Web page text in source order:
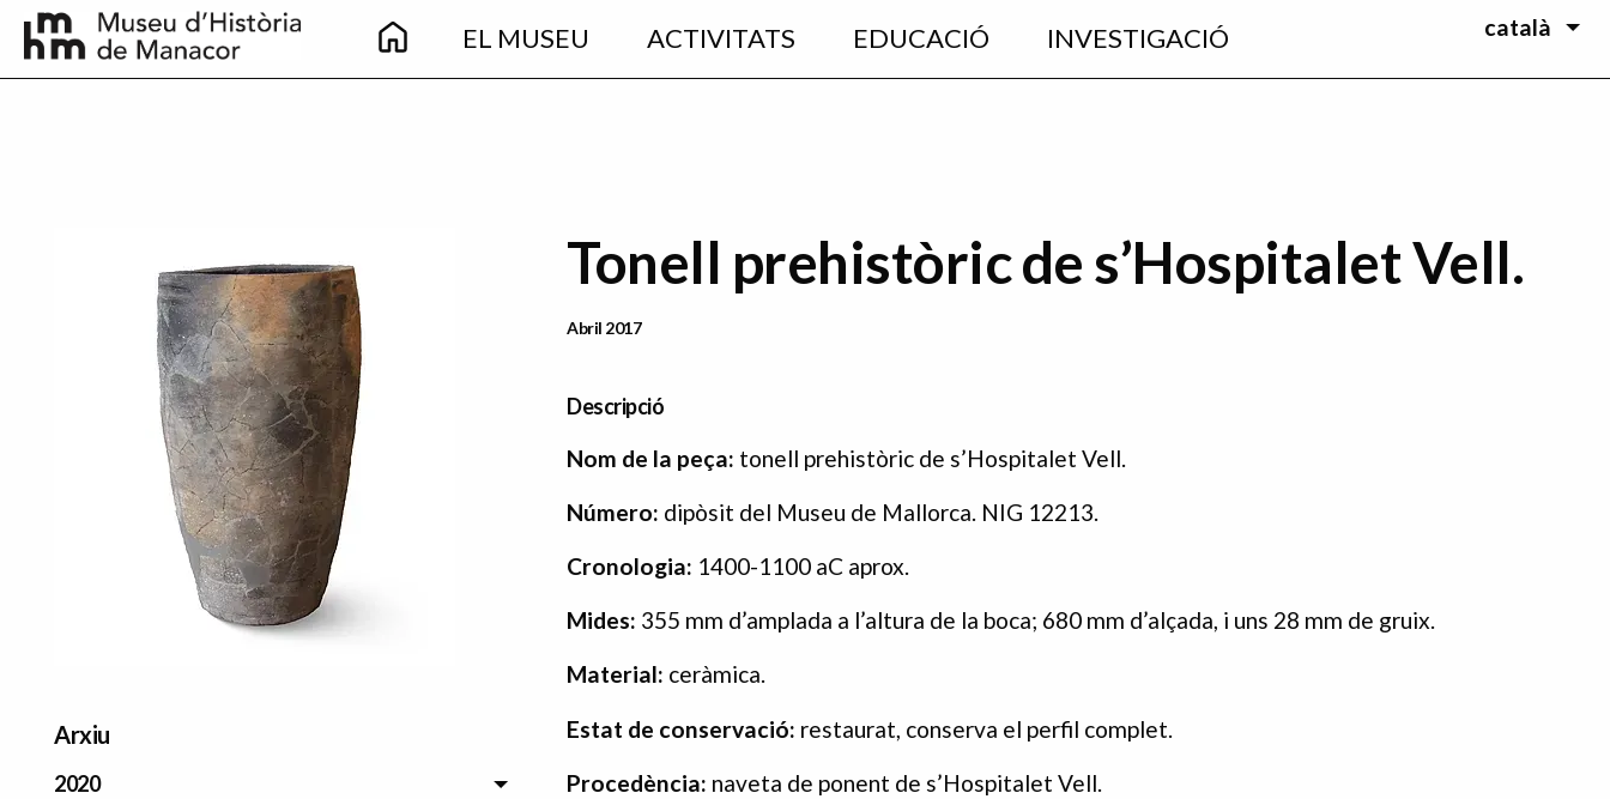
Vés al contingut
Main
navigation
EL MUSEU ACTIVITATS EDUCACIÓ INVESTIGACIÓ català
Arxiu
2020
Tonell prehistòric de s’Hospitalet Vell.
Data Publicació
Abril 2017
Descripció
Nom de la peça: tonell prehistòric de s’Hospitalet Vell.
Número: dipòsit del Museu de Mallorca. NIG 12213.
Cronologia: 1400-1100 aC aprox.
Mides: 355 mm d’amplada a l’altura de la boca; 680 mm d’alçada, i uns 28 mm de gruix.
Material: ceràmica.
Estat de conservació: restaurat, conserva el perfil complet.
Procedència: naveta de ponent de s’Hospitalet Vell.